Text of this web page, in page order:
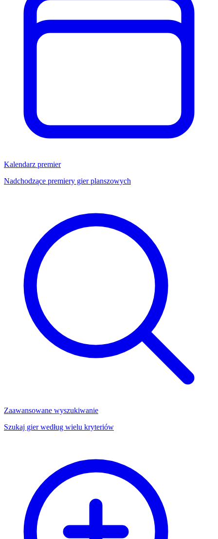
Kalendarz premier
Nadchodzące premiery gier planszowych
Zaawansowane wyszukiwanie
Szukaj gier według wielu kryteriów